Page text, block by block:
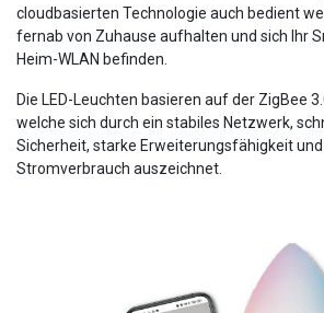
cloudbasierten Technologie auch bedient
fernab von Zuhause aufhalten und sich Ihr
Heim-WLAN befinden.
Die LED-Leuchten basieren auf der ZigBee
welche sich durch ein stabiles Netzwerk,
Sicherheit, starke Erweiterungsfähigkeit
Stromverbrauch auszeichnet.